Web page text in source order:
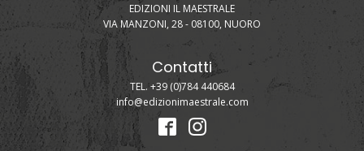
EDIZIONI IL MAESTRALE
VIA MANZONI, 28 - 08100, NUORO
Contatti
TEL. +39 (0)784 440684
info@edizionimaestrale.com